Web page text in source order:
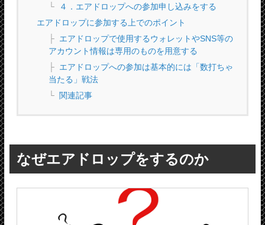
４．エアドロップへの参加申し込みをする
エアドロップに参加する上でのポイント
エアドロップで使用するウォレットやSNS等の
アカウント情報は専用のものを用意する
エアドロップへの参加は基本的には「数打ちゃ
当たる」戦法
関連記事
なぜエアドロップをするのか